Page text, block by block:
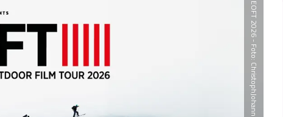
EOFT 2026 - Foto: ChristophJohann